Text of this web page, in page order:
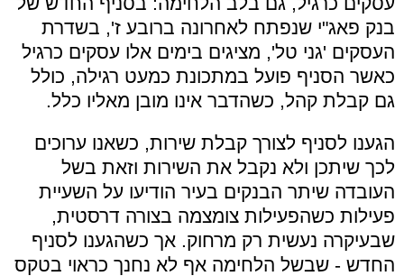
בנק פאג"י שנפתח לאחרונה ברובע ז', בשדרת
העסקים 'גני טל', מציגים בימים אלו עסקים כרגיל
כאשר הסניף פועל במתכונת כמעט רגילה, כולל
גם קבלת קהל, כשהדבר אינו מובן מאליו כלל.
הגענו לסניף לצורך קבלת שירות, כשאנו ערוכים
לכך שיתכן ולא נקבל את השירות וזאת בשל
העובדה שיתר הבנקים בעיר הודיעו על השעיית
פעילות כשהפעילות צומצמה בצורה דרסטית,
שבעיקרה נעשית רק מרחוק. אך כשהגענו לסניף
החדש - שבשל הלחימה אף לא נחנך כראוי בטקס